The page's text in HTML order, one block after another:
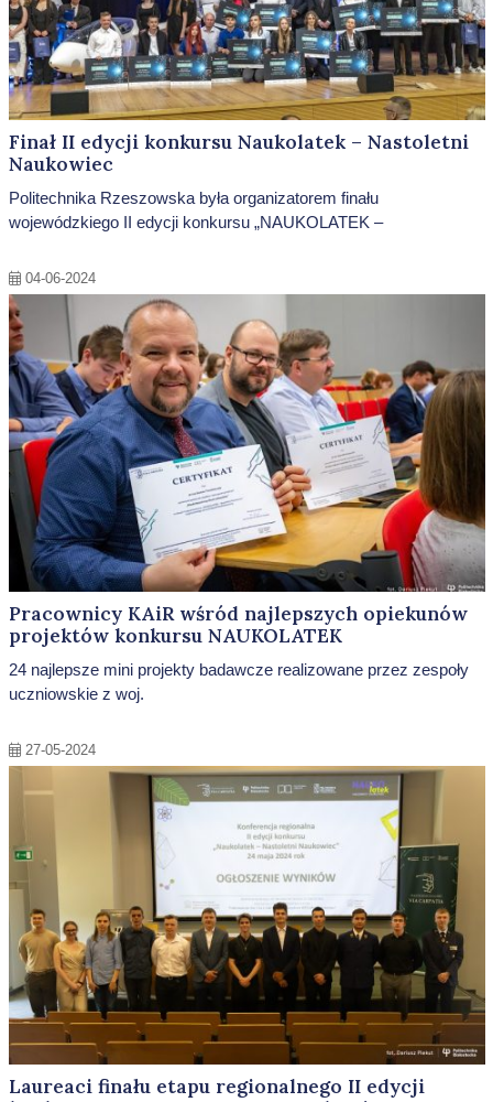
Finał II edycji konkursu Naukolatek – Nastoletni
Naukowiec
Politechnika Rzeszowska była organizatorem finału
wojewódzkiego II edycji konkursu „NAUKOLATEK –
04-06-2024
Pracownicy KAiR wśród najlepszych opiekunów
projektów konkursu NAUKOLATEK
24 najlepsze mini projekty badawcze realizowane przez zespoły
uczniowskie z woj.
27-05-2024
Laureaci finału etapu regionalnego II edycji